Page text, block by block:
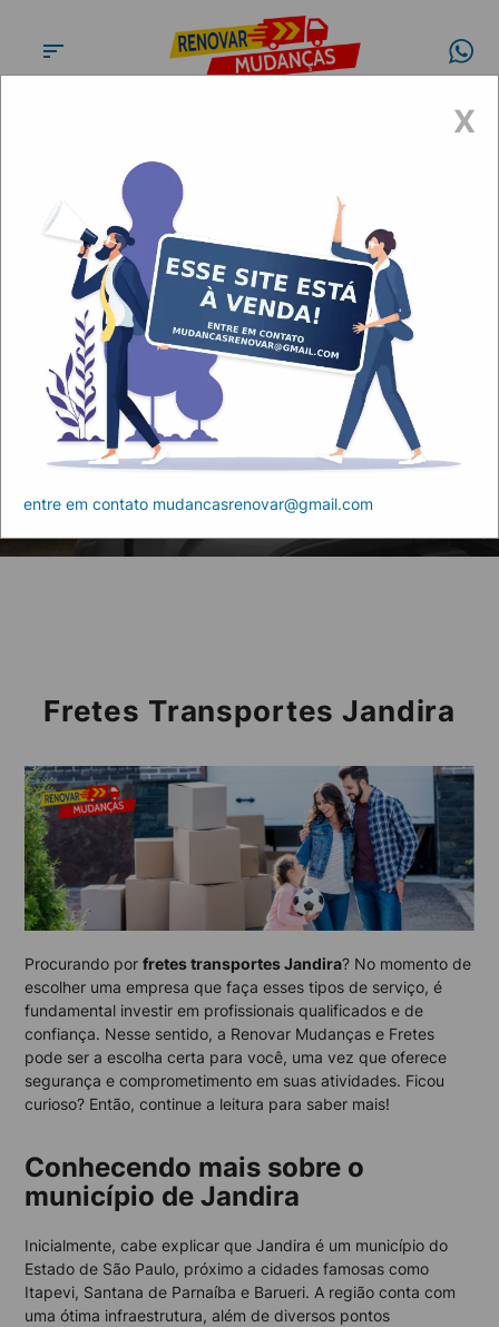
Fretes Transportes Jandira
Artigos
Fretes Transportes
Fretes Transportes Jandira
Procurando porfretes transportes Jandira? No momento de
escolher uma empresa que faça esses tipos de serviço, é
fundamental investir em profissionais qualificados e de
confiança. Nesse sentido, a Renovar Mudanças e Fretes
pode ser a escolha certa para você, uma vez que oferece
segurança e comprometimento em suas atividades. Ficou
curioso? Então, continue a leitura para saber mais!
Conhecendo mais sobre o
município de Jandira
Inicialmente, cabe explicar que Jandira é um município do
Estado de São Paulo, próximo a cidades famosas como
Itapevi, Santana de Parnaíba e Barueri. A região conta com
uma ótima infraestrutura, além de diversos pontos
X
entre em contato mudancasrenovar@gmail.com